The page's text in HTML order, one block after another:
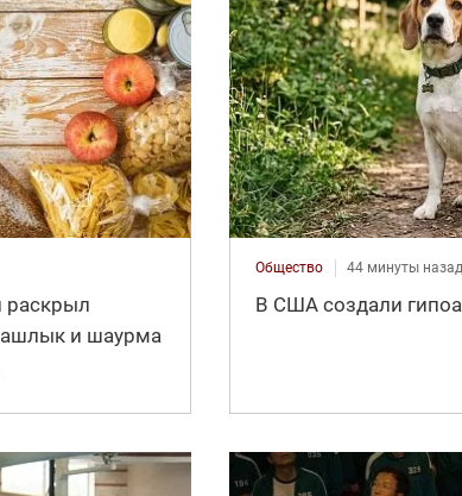
раскрыл
и шаурма
Общество 44 минуты назад
В США создали